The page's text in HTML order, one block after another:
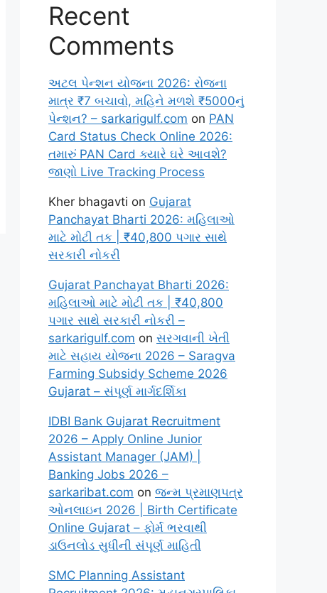
Recent
Comments
અટલ પેન્શન યોજના 2026: રોજના
માત્ર ₹7 બચાવો, મહિને મળશે ₹5000નું
પેન્શન? – sarkarigulf.com on PAN
Card Status Check Online 2026:
તમારું PAN Card ક્યારે ઘરે આવશે?
જાણો Live Tracking Process
Kher bhagavti on Gujarat
Panchayat Bharti 2026: મહિલાઓ
માટે મોટી તક | ₹40,800 પગાર સાથે
સરકારી નોકરી
Gujarat Panchayat Bharti 2026:
મહિલાઓ માટે મોટી તક | ₹40,800
પગાર સાથે સરકારી નોકરી –
sarkarigulf.com on સરગવાની ખેતી
માટે સહાય યોજના 2026 – Saragva
Farming Subsidy Scheme 2026
Gujarat – સંપૂર્ણ માર્ગદર્શિકા
IDBI Bank Gujarat Recruitment
2026 – Apply Online Junior
Assistant Manager (JAM) |
Banking Jobs 2026 –
sarkaribat.com on જન્મ પ્રમાણપત્ર
ઓનલાઇન 2026 | Birth Certificate
Online Gujarat – ફોર્મ ભરવાથી
ડાઉનલોડ સુધીની સંપૂર્ણ માહિતી
SMC Planning Assistant